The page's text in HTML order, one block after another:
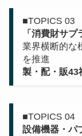
■TOPICS 03
「消費財サ
業界横断的な
を推進
製・配・販43
■TOPICS 04
設備機器・パ